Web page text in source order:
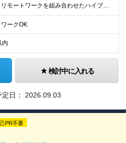
★出社とリモートワークを組み合わせたハイブリッド勤務！ ★幡ヶ谷駅から徒歩1分！ 【本社】 東京都渋谷区幡ヶ谷1-34-14 宝ビル3F ※(変更の範囲)上記を除く当社関連勤務地
ークOK
内
検討中に入れる
日： 2026.09.03
PR不要